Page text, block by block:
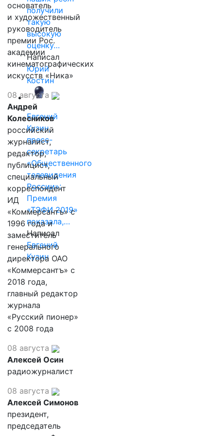
получили
такую
высокую
оценку…
Написал
Юрий
Костин
Евгений
Кузин,
пресс-
секретарь
«Общественного
телевидения
России»:
Премия
«ТЭФИ 2019»
показала,…
Написал
Евгений
Кузин
основатель
и художественный
руководитель
премии Рос.
академии
кинематографических
искусств «Ника»
08 августа
Андрей
Колесников
российский
журналист,
редактор,
публицист,
специальный
корреспондент
ИД
«Коммерсантъ» с
1996 года и
заместитель
генерального
директора ОАО
«Коммерсантъ» с
2018 года,
главный редактор
журнала
«Русский пионер»
с 2008 года
08 августа
Алексей Осин
радиожурналист
08 августа
Алексей Симонов
президент,
председатель